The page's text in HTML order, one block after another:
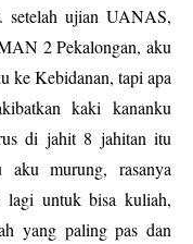
setelah ujian UANAS,
2 Pekalongan, aku
ke Kebidanan, tapi apa
kaki kananku
di jahit 8 jahitan itu
aku murung, rasanya
lagi untuk bisa kuliah,
yang paling pas dan